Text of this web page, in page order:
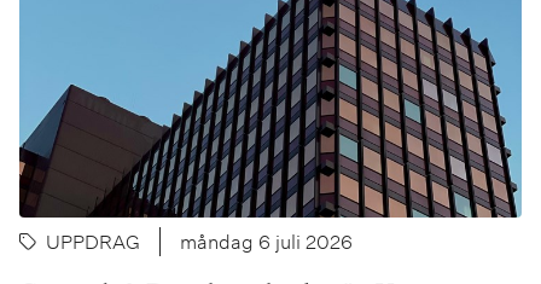
UPPDRAG måndag 6 juli 2026